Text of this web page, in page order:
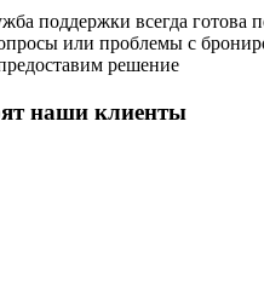
поддержки всегда готова
или проблемы с
решение
наши клиенты